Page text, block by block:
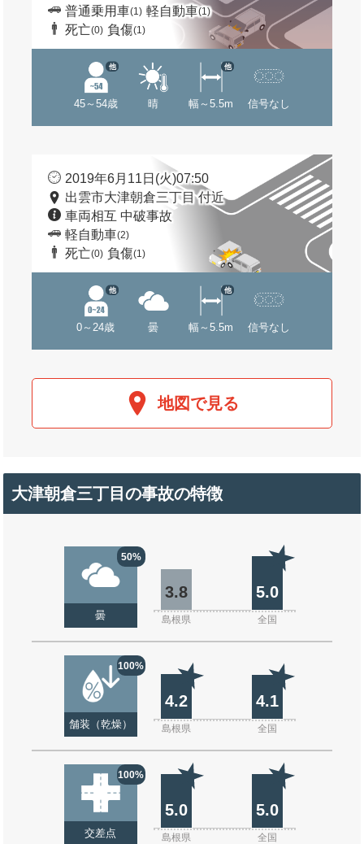
普通乗用車(1) 軽自動車(1)
死亡(0) 負傷(1)
45～54歳
他
晴 幅～5.5m
他
信号なし
2019年6月11日(火)07:50
出雲市大津朝倉三丁目 付近
車両相互 中破事故
軽自動車(2)
死亡(0) 負傷(1)
0～24歳
他
曇 幅～5.5m
他
信号なし
地図で見る
大津朝倉三丁目の事故の特徴
50%
曇
3.8 5.0
島根県 全国
100%
舗装（乾燥）
4.2 4.1
島根県 全国
100%
交差点
5.0 5.0
島根県 全国